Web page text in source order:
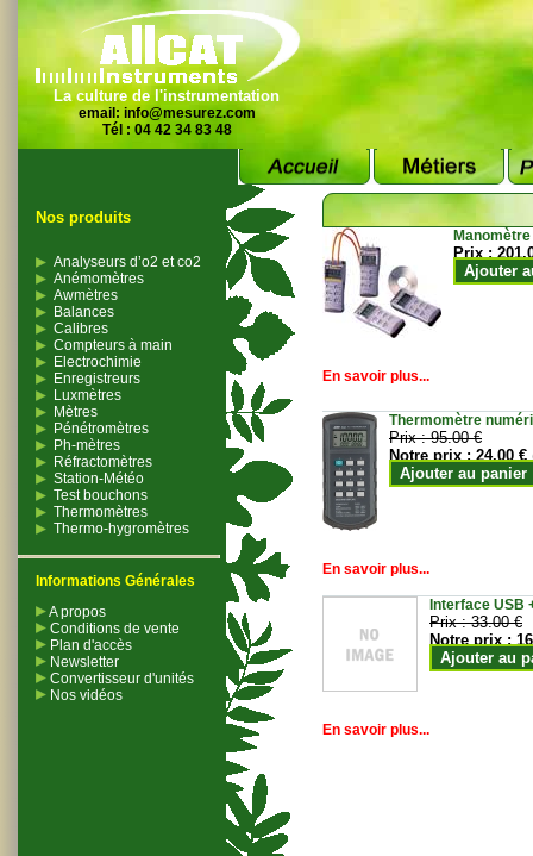
La culture de l'instrumentation
email: info@mesurez.com
Tél : 04 42 34 83 48
Nos produits
Analyseurs d’o2 et co2
Anémomètres
Awmètres
Balances
Calibres
Compteurs à main
Electrochimie
Enregistreurs
Luxmètres
Mètres
Pénétromètres
Ph-mètres
Réfractomètres
Station-Météo
Test bouchons
Thermomètres
Thermo-hygromètres
Informations Générales
A propos
Conditions de vente
Plan d'accès
Newsletter
Convertisseur d'unités
Nos vidéos
Prix :
Ajouter
En savoir plus...
Thermomètre
Prix :95.00 €
Notre prix :24.00 €
Ajouter au panier
En savoir plus...
Interface USB
Prix :33.00 €
Notre prix :
Ajouter au
En savoir plus...